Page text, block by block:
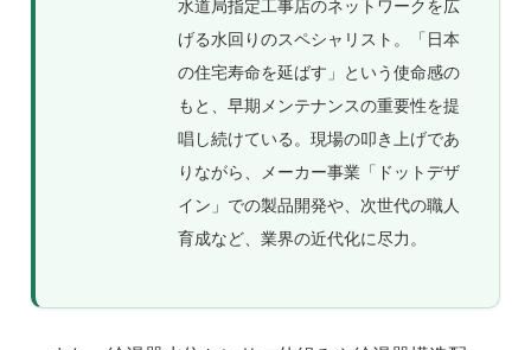
水道局指定工事店のネットワークを広
げる水回りのスペシャリスト。「日本
の住宅寿命を延ばす」という使命感の
もと、早期メンテナンスの重要性を提
唱し続けている。現場の叩き上げであ
りながら、メーカー事業「ドットデザ
イン」での製品開発や、次世代の職人
育成など、業界の近代化に尽力。